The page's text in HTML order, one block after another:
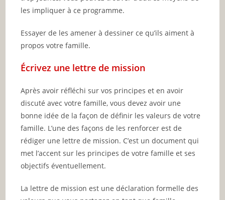
les impliquer à ce programme.
Essayer de les amener à dessiner ce qu’ils aiment à
propos votre famille.
Écrivez une lettre de mission
Après avoir réfléchi sur vos principes et en avoir
discuté avec votre famille, vous devez avoir une
bonne idée de la façon de définir les valeurs de votre
famille. L’une des façons de les renforcer est de
rédiger une lettre de mission. C’est un document qui
met l’accent sur les principes de votre famille et ses
objectifs éventuellement.
La lettre de mission est une déclaration formelle des